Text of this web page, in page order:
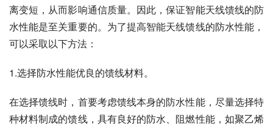
离变短，从而影响通信质量。因此，保证智能天线馈线的防
水性能是至关重要的。为了提高智能天线馈线的防水性能，
可以采取以下方法：
1.选择防水性能优良的馈线材料。
在选择馈线时，首要考虑馈线本身的防水性能，尽量选择特
种材料制成的馈线，具有良好的防水、阻燃性能，如聚乙烯